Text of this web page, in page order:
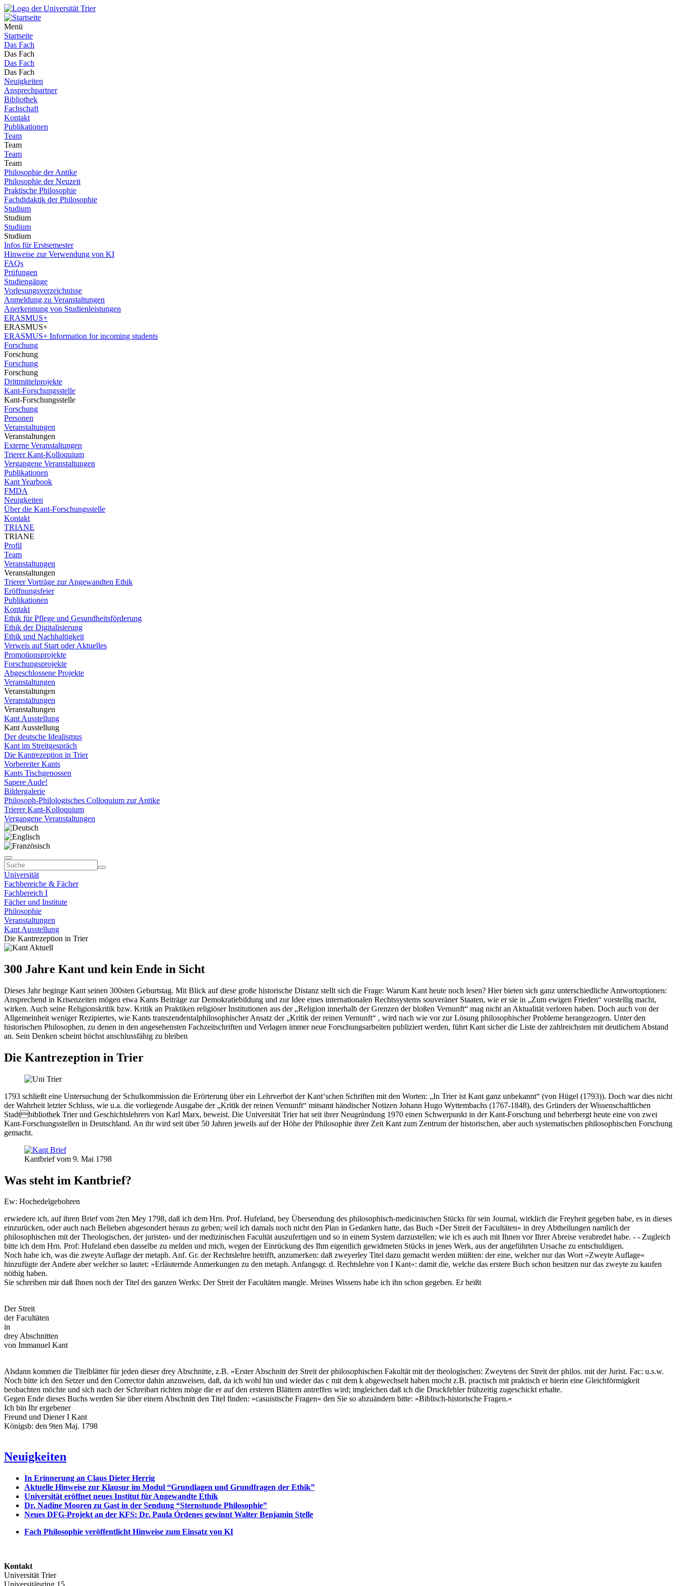
Menü
Startseite
Das Fach
Das Fach
Das Fach
Das Fach
Neuigkeiten
Ansprechpartner
Bibliothek
Fachschaft
Kontakt
Publikationen
Team
Team
Team
Team
Philosophie der Antike
Philosophie der Neuzeit
Praktische Philosophie
Fachdidaktik der Philosophie
Studium
Studium
Studium
Studium
Infos für Erstsemester
Hinweise zur Verwendung von KI
FAQs
Prüfungen
Studiengänge
Vorlesungsverzeichnisse
Anmeldung zu Veranstaltungen
Anerkennung von Studienleistungen
ERASMUS+
ERASMUS+
ERASMUS+ Information for incoming students
Forschung
Forschung
Forschung
Forschung
Drittmittelprojekte
Kant-Forschungsstelle
Kant-Forschungsstelle
Forschung
Personen
Veranstaltungen
Veranstaltungen
Externe Veranstaltungen
Trierer Kant-Kolloquium
Vergangene Veranstaltungen
Publikationen
Kant Yearbook
FMDA
Neuigkeiten
Über die Kant-Forschungsstelle
Kontakt
TRIANE
TRIANE
Profil
Team
Veranstaltungen
Veranstaltungen
Trierer Vorträge zur Angewandten Ethik
Eröffnungsfeier
Publikationen
Kontakt
Ethik für Pflege und Gesundheitsförderung
Ethik der Digitalisierung
Ethik und Nachhaltigkeit
Verweis auf Start oder Aktuelles
Promotionsprojekte
Forschungsprojekte
Abgeschlossene Projekte
Veranstaltungen
Veranstaltungen
Veranstaltungen
Veranstaltungen
Kant Ausstellung
Kant Ausstellung
Der deutsche Idealismus
Kant im Streitgespräch
Die Kantrezeption in Trier
Vorbereiter Kants
Kants Tischgenossen
Sapere Aude!
Bildergalerie
Philosoph-Philologisches Colloquium zur Antike
Trierer Kant-Kolloquium
Vergangene Veranstaltungen
Universität
Fachbereiche & Fächer
Fachbereich I
Fächer und Institute
Philosophie
Veranstaltungen
Kant Ausstellung
Die Kantrezeption in Trier
300 Jahre Kant und kein Ende in Sicht
Dieses Jahr beginge Kant seinen 300sten Geburtstag. Mit Blick auf diese große historische Distanz stellt sich die Frage: Warum Kant heute noch lesen? Hier bieten sich ganz unterschiedliche Antwortoptionen:
Ansprechend in Krisenzeiten mögen etwa Kants Beiträge zur Demokratiebildung und zur Idee eines internationalen Rechtssystems souveräner Staaten, wie er sie in „Zum ewigen Frieden“ vorstellig macht,
wirken. Auch seine Religionskritik bzw. Kritik an Praktiken religiöser Institutionen aus der „Religion innerhalb der Grenzen der bloßen Vernunft“ mag nicht an Aktualität verloren haben. Doch auch von der
Allgemeinheit weniger Rezipiertes, wie Kants transzendentalphilosophischer Ansatz der „Kritik der reinen Vernunft“ , wird nach wie vor zur Lösung philosophischer Probleme herangezogen. Unter den
historischen Philosophen, zu denen in den angesehensten Fachzeitschriften und Verlagen immer neue Forschungsarbeiten publiziert werden, führt Kant sicher die Liste der zahlreichsten mit deutlichem Abstand
an. Sein Denken scheint höchst anschlussfähig zu bleiben
Die Kantrezeption in Trier
1793 schließt eine Untersuchung der Schulkommission die Erörterung über ein Lehrverbot der Kant‘schen Schriften mit den Worten: „In Trier ist Kant ganz unbekannt“ (von Hügel (1793)). Doch war dies nicht
der Wahrheit letzter Schluss, wie u.a. die vorliegende Ausgabe der „Kritik der reinen Vernunft“ mitsamt händischer Notizen Johann Hugo Wyttembachs (1767-1848), des Gründers der Wissenschaftlichen
Stadtbibliothek Trier und Geschichtslehrers von Karl Marx, beweist. Die Universität Trier hat seit ihrer Neugründung 1970 einen Schwerpunkt in der Kant-Forschung und beherbergt heute eine von zwei
Kant-Forschungsstellen in Deutschland. An ihr wird seit über 50 Jahren jeweils auf der Höhe der Philosophie ihrer Zeit Kant zum Zentrum der historischen, aber auch systematischen philosophischen Forschung
gemacht.
Kantbrief vom 9. Mai 1798
Was steht im Kantbrief?
Ew: Hochedelgebohren
erwiedere ich, auf ihren Brief vom 2ten Mey 1798, daß ich dem Hrn. Prof. Hufeland, bey Übersendung des philosophisch-medicinischen Stücks für sein Journal, wirklich die Freyheit gegeben habe, es in dieses
einzurücken, oder auch nach Belieben abgesondert heraus zu geben; weil ich damals noch nicht den Plan in Gedanken hatte, das Buch »Der Streit der Facultäten« in drey Abtheilungen namlich der
philosophischen mit der Theologischen, der juristen- und der medizinischen Facultät auszufertigen und so in einem System darzustellen; wie ich es auch mit Ihnen vor Ihrer Abreise verabredet habe. - - Zugleich
bitte ich dem Hrn. Prof: Hufeland eben dasselbe zu melden und mich, wegen der Einrückung des Ihm eigentlich gewidmeten Stücks in jenes Werk, aus der angeführten Ursache zu entschuldigen.
Noch habe ich, was die zweyte Auflage der metaph. Anf. Gr. der Rechtslehre betrifft, anzumerken: daß zweyerley Titel dazu gemacht werden müßten: der eine, welcher nur das Wort »Zweyte Auflage«
hinzufügte der Andere aber welcher so lautet: »Erläuternde Anmerkungen zu den metaph. Anfangsgr. d. Rechtslehre von I Kant«: damit die, welche das erstere Buch schon besitzen nur das zweyte zu kaufen
nöthig haben.
Sie schreiben mir daß Ihnen noch der Titel des ganzen Werks: Der Streit der Facultäten mangle. Meines Wissens habe ich ihn schon gegeben. Er heißt
Der Streit
der Facultäten
in
drey Abschnitten
von Immanuel Kant
Alsdann kommen die Titelblätter für jeden dieser drey Abschnitte, z.B. »Erster Abschnitt der Streit der philosophischen Fakultät mit der theologischen: Zweytens der Streit der philos. mit der Jurist. Fac: u.s.w.
Noch bitte ich den Setzer und den Corrector dahin anzuweisen, daß, da ich wohl hin und wieder das c mit dem k abgewechselt haben mocht z.B. practisch mit praktisch er hierin eine Gleichförmigkeit
beobachten möchte und sich nach der Schreibart richten möge die er auf den ersteren Blättern antreffen wird; imgleichen daß ich die Druckfehler frühzeitig zugeschickt erhalte.
Gegen Ende dieses Buchs werden Sie über einem Abschnitt den Titel finden: »casuistische Fragen« den Sie so abzuändern bitte: »Biblisch-historische Fragen.«
Ich bin Ihr ergebener
Freund und Diener I Kant
Königsb: den 9ten Maj. 1798
Neuigkeiten
In Erinnerung an Claus Dieter Herrig
Aktuelle Hinweise zur Klausur im Modul “Grundlagen und Grundfragen der Ethik”
Universität eröffnet neues Institut für Angewandte Ethik
Dr. Nadine Mooren zu Gast in der Sendung “Sternstunde Philosophie”
Neues DFG-Projekt an der KFS: Dr. Paula Órdenes gewinnt Walter Benjamin Stelle
Fach Philosophie veröffentlicht Hinweise zum Einsatz von KI
Kontakt
Universität Trier